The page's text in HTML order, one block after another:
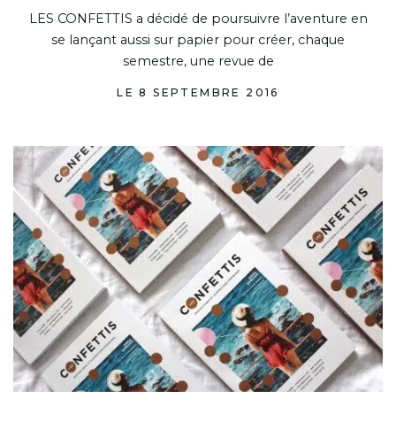
LES CONFETTIS a décidé de poursuivre l’aventure en
se lançant aussi sur papier pour créer, chaque
semestre, une revue de
LE 8 SEPTEMBRE 2016